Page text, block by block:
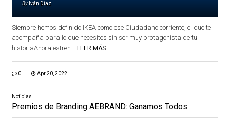
By Iván Díaz
Siempre hemos definido IKEA como ese Ciudadano corriente, el que te
acompaña para lo que necesites sin ser muy protagonista de tu
historiaAhora estren... LEER MÁS
0 Apr 20, 2022
Noticias
Premios de Branding AEBRAND: Ganamos Todos